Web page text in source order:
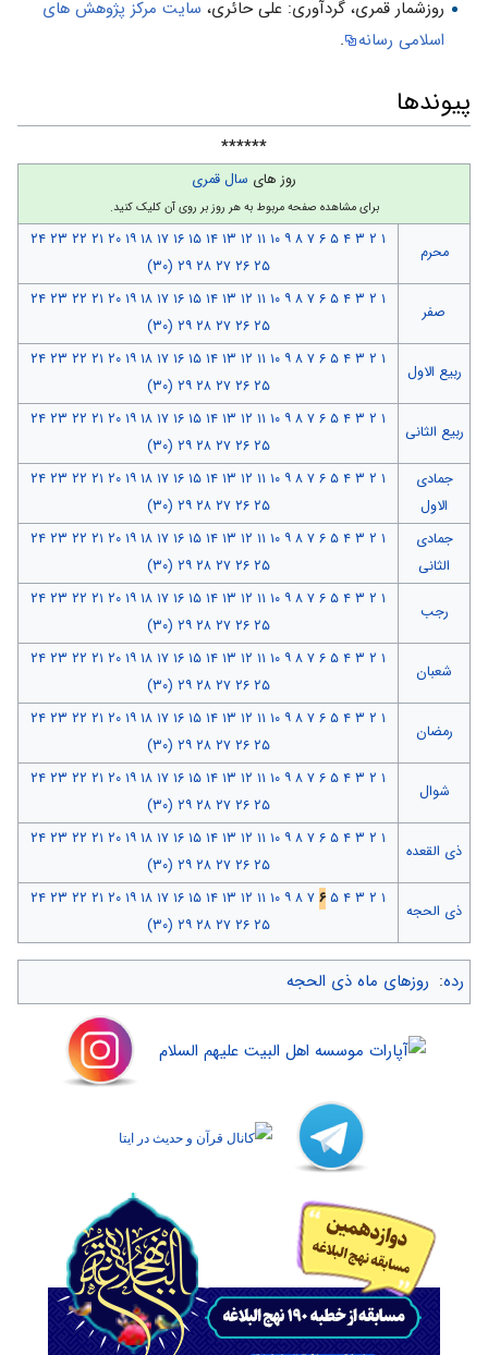
روزشمار قمرى، گردآورى: على حائرى، سایت مركز پژوهش هاى
اسلامى رسانه
.
پیوندها
******
روز های سال قمری
برای مشاهده صفحه مربوط به هر روز بر روی آن کلیک کنید.
محرم
۱ ۲ ۳ ۴ ۵ ۶ ۷ ۸ ۹ ۱۰ ۱۱ ۱۲ ۱۳ ۱۴ ۱۵ ۱۶ ۱۷ ۱۸ ۱۹ ۲۰ ۲۱ ۲۲ ۲۳ ۲۴
۲۵ ۲۶ ۲۷ ۲۸ ۲۹ (۳۰)
صفر
۱ ۲ ۳ ۴ ۵ ۶ ۷ ۸ ۹ ۱۰ ۱۱ ۱۲ ۱۳ ۱۴ ۱۵ ۱۶ ۱۷ ۱۸ ۱۹ ۲۰ ۲۱ ۲۲ ۲۳ ۲۴
۲۵ ۲۶ ۲۷ ۲۸ ۲۹ (۳۰)
ربیع الاول
۱ ۲ ۳ ۴ ۵ ۶ ۷ ۸ ۹ ۱۰ ۱۱ ۱۲ ۱۳ ۱۴ ۱۵ ۱۶ ۱۷ ۱۸ ۱۹ ۲۰ ۲۱ ۲۲ ۲۳ ۲۴
۲۵ ۲۶ ۲۷ ۲۸ ۲۹ (۳۰)
ربیع الثانی
۱ ۲ ۳ ۴ ۵ ۶ ۷ ۸ ۹ ۱۰ ۱۱ ۱۲ ۱۳ ۱۴ ۱۵ ۱۶ ۱۷ ۱۸ ۱۹ ۲۰ ۲۱ ۲۲ ۲۳ ۲۴
۲۵ ۲۶ ۲۷ ۲۸ ۲۹ (۳۰)
جمادی
الاول
۱ ۲ ۳ ۴ ۵ ۶ ۷ ۸ ۹ ۱۰ ۱۱ ۱۲ ۱۳ ۱۴ ۱۵ ۱۶ ۱۷ ۱۸ ۱۹ ۲۰ ۲۱ ۲۲ ۲۳ ۲۴
۲۵ ۲۶ ۲۷ ۲۸ ۲۹ (۳۰)
جمادی
الثانی
۱ ۲ ۳ ۴ ۵ ۶ ۷ ۸ ۹ ۱۰ ۱۱ ۱۲ ۱۳ ۱۴ ۱۵ ۱۶ ۱۷ ۱۸ ۱۹ ۲۰ ۲۱ ۲۲ ۲۳ ۲۴
۲۵ ۲۶ ۲۷ ۲۸ ۲۹ (۳۰)
رجب
۱ ۲ ۳ ۴ ۵ ۶ ۷ ۸ ۹ ۱۰ ۱۱ ۱۲ ۱۳ ۱۴ ۱۵ ۱۶ ۱۷ ۱۸ ۱۹ ۲۰ ۲۱ ۲۲ ۲۳ ۲۴
۲۵ ۲۶ ۲۷ ۲۸ ۲۹ (۳۰)
شعبان
۱ ۲ ۳ ۴ ۵ ۶ ۷ ۸ ۹ ۱۰ ۱۱ ۱۲ ۱۳ ۱۴ ۱۵ ۱۶ ۱۷ ۱۸ ۱۹ ۲۰ ۲۱ ۲۲ ۲۳ ۲۴
۲۵ ۲۶ ۲۷ ۲۸ ۲۹ (۳۰)
رمضان
۱ ۲ ۳ ۴ ۵ ۶ ۷ ۸ ۹ ۱۰ ۱۱ ۱۲ ۱۳ ۱۴ ۱۵ ۱۶ ۱۷ ۱۸ ۱۹ ۲۰ ۲۱ ۲۲ ۲۳ ۲۴
۲۵ ۲۶ ۲۷ ۲۸ ۲۹ (۳۰)
شوال
۱ ۲ ۳ ۴ ۵ ۶ ۷ ۸ ۹ ۱۰ ۱۱ ۱۲ ۱۳ ۱۴ ۱۵ ۱۶ ۱۷ ۱۸ ۱۹ ۲۰ ۲۱ ۲۲ ۲۳ ۲۴
۲۵ ۲۶ ۲۷ ۲۸ ۲۹ (۳۰)
ذی القعده
۱ ۲ ۳ ۴ ۵ ۶ ۷ ۸ ۹ ۱۰ ۱۱ ۱۲ ۱۳ ۱۴ ۱۵ ۱۶ ۱۷ ۱۸ ۱۹ ۲۰ ۲۱ ۲۲ ۲۳ ۲۴
۲۵ ۲۶ ۲۷ ۲۸ ۲۹ (۳۰)
ذی الحجه
۱ ۲ ۳ ۴ ۵ ۶ ۷ ۸ ۹ ۱۰ ۱۱ ۱۲ ۱۳ ۱۴ ۱۵ ۱۶ ۱۷ ۱۸ ۱۹ ۲۰ ۲۱ ۲۲ ۲۳ ۲۴
۲۵ ۲۶ ۲۷ ۲۸ ۲۹ (۳۰)
رده: روزهای ماه ذی الحجه